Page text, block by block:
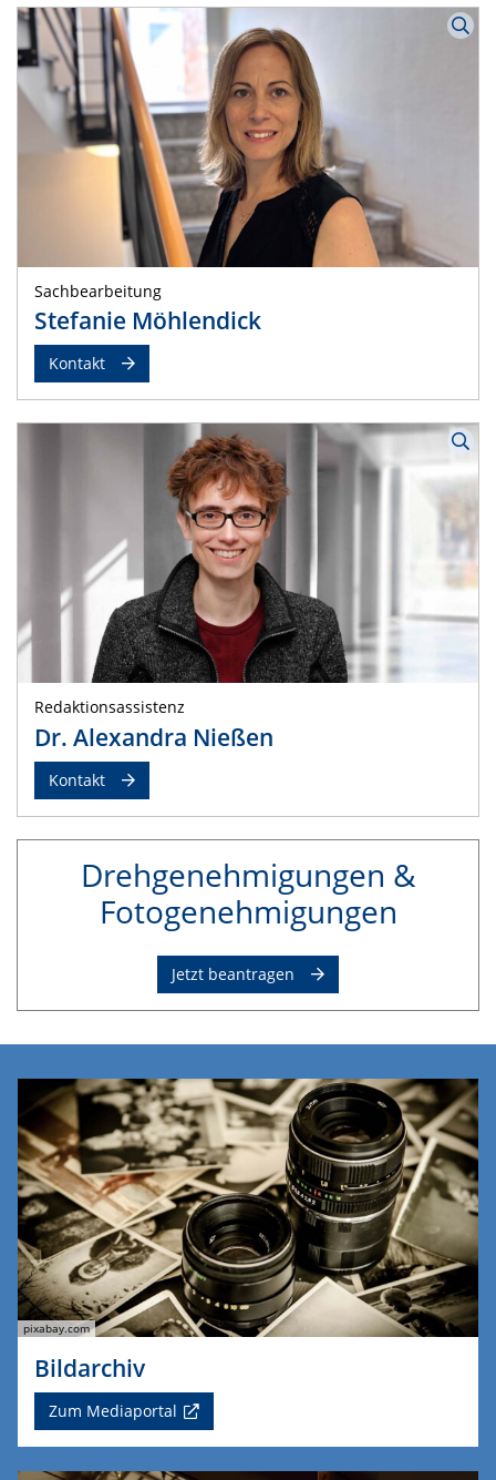
Sachbearbeitung
Stefanie Möhlendick
Kontakt
Redaktionsassistenz
Dr. Alexandra Nießen
Kontakt
Drehgenehmigungen &
Fotogenehmigungen
Jetzt beantragen
pixabay.com
Bildarchiv
Zum Mediaportal